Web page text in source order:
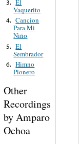
3. El
Vaquerito
4. Cancion
Para Mi
Niño
5. El
Sembrador
6. Himno
Pionero
Other
Recordings
by Amparo
Ochoa